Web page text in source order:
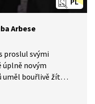
Arbese
proslul svými
úplně novým
uměl bouřlivě žít